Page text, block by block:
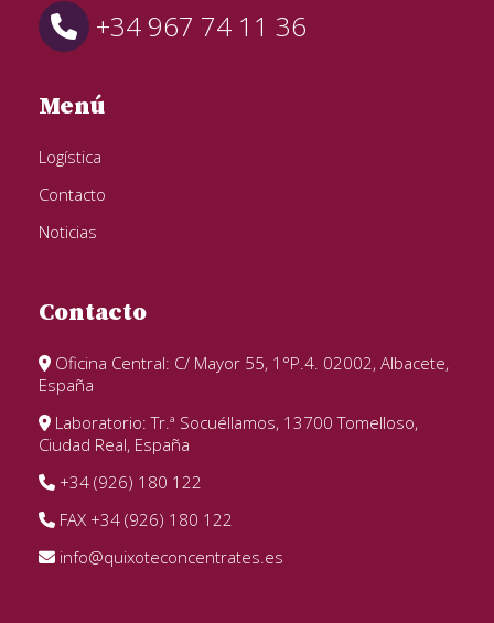
+34 967 74 11 36
Menú
Logística
Contacto
Noticias
Contacto
Oficina Central: C/ Mayor 55, 1°P.4. 02002, Albacete,
España
Laboratorio: Tr.ª Socuéllamos, 13700 Tomelloso,
Ciudad Real, España
+34 (926) 180 122
FAX +34 (926) 180 122
info@quixoteconcentrates.es